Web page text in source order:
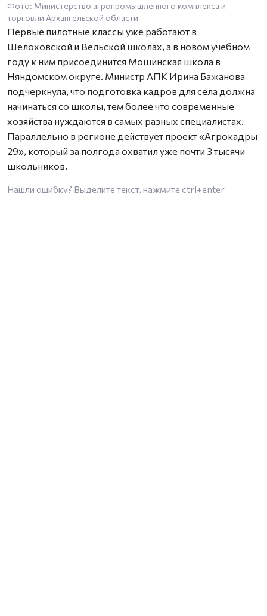
Фото: Министерство агропромышленного комплекса и
торговли Архангельской области
Первые пилотные классы уже работают в
Шелоховской и Вельской школах, а в новом учебном
году к ним присоединится Мошинская школа в
Няндомском округе. Министр АПК Ирина Бажанова
подчеркнула, что подготовка кадров для села должна
начинаться со школы, тем более что современные
хозяйства нуждаются в самых разных специалистах.
Параллельно в регионе действует проект «Агрокадры
29», который за полгода охватил уже почти 3 тысячи
школьников.
Нашли ошибку? Выделите текст, нажмите ctrl+enter